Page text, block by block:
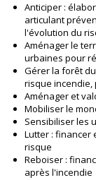
Anticiper :
articulant
l'évolution du
Aménager le
urbaines pour
Gérer la forêt
risque
Aménager et
Mobiliser le
Sensibiliser les
Lutter : financer
risque
Reboiser :
après l'incendie